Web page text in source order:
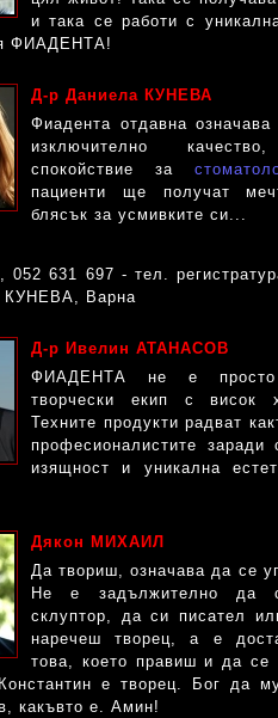
и така се работи с
ФИАДЕНТА!
Д-р Даниела КУНЕВА
Фиадента отдавна
изключително
спокойствие за
пациенти ще получат
блясък за усмивките си...
052 631 697 - тел.
КУНЕВА, Варна
Д-р Ивелин АТАНАСОВ
ФИАДЕНТА не е просто
творчески екип с висок
Техните продукти радват
професионалистите заради
изящност и уникална
Дякон МИХАИЛ
Да твориш, означава да се
Не е задължително да
склуптор, да си писател
наречеш творец, а е
това, което правиш и да
е творец. Бог да
какъвто е. Амин!